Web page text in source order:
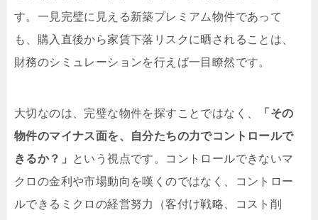
す。一見完璧に見える新築プレミアム物件であって
も、購入直後から家賃下落リスクに晒されることは、
財務のシミュレーションを行えば一目瞭然です。
大切なのは、完璧な物件を探すことではなく、
「その
物件のマイナス面を、自分たちの力でコントロールで
きるか？」
という視点です。コントロールできないマ
クロの金利や市場動向を嘆くのではなく、コントロー
ルできるミクロの経営努力（客付け戦略、コスト削